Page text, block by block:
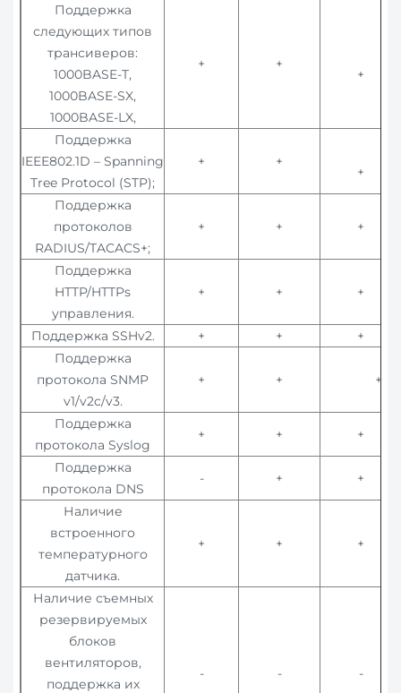
Поддержка
следующих типов
трансиверов:
1000BASE-T,
1000BASE-SX,
1000BASE-LX,
+ +
+
Поддержка
IEEE802.1D – Spanning
Tree Protocol (STP);
+ +
+
Поддержка
протоколов
RADIUS/TACACS+;
+ + +
Поддержка
HTTP/HTTPs
управления.
+ + +
Поддержка SSHv2. + +
+
Поддержка
протокола SNMP
v1/v2c/v3.
+ + +
Поддержка
протокола Syslog
+ + +
Поддержка
протокола DNS
- + +
Наличие
встроенного
температурного
датчика.
+ + +
Наличие съемных
резервируемых
блоков
вентиляторов,
поддержка их
- - -